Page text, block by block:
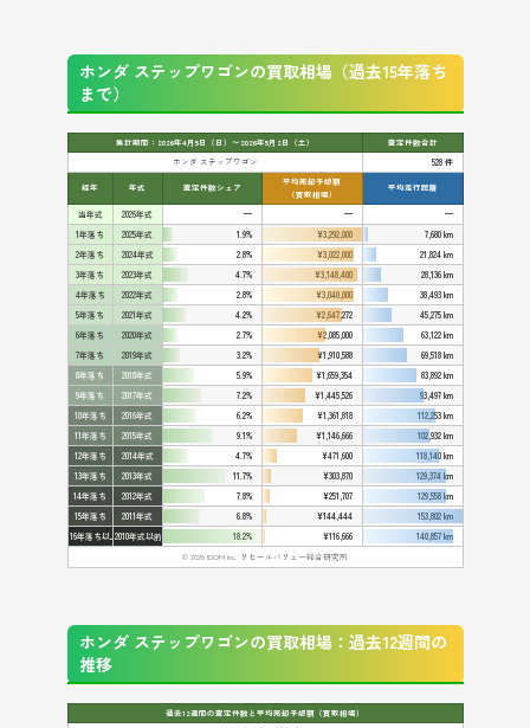
ホンダ ステップワゴンの買取相場（過去15年落ち
まで）
集計期間：2026年4月5日（日）〜2026年5月2日（土）
査定件数合計
ホンダ ステップワゴン
528 件
経年 年式 査定件数シェア
平均売却予想額
（買取相場）
平均走行距離
当年式 2026年式 — —
—
1年落ち
2025年式 1.9% ¥3,292,000
7,680 km
2年落ち
2024年式 2.8% ¥3,022,000
21,824 km
3年落ち
2023年式 4.7% ¥3,148,400
28,136 km
4年落ち
2022年式 2.8% ¥3,040,000
38,493 km
5年落ち
2021年式 4.2% ¥2,647,272
45,275 km
6年落ち
2020年式 2.7% ¥2,085,000
63,122 km
7年落ち
2019年式 3.2% ¥1,910,588
69,518 km
8年落ち
2018年式 5.9% ¥1,659,354
83,892 km
9年落ち
2017年式 7.2% ¥1,445,526
93,497 km
10年落ち
2016年式 6.2% ¥1,361,818
112,253 km
11年落ち
2015年式 9.1% ¥1,146,666
102,932 km
12年落ち
2014年式 4.7% ¥471,600
118,140 km
13年落ち
2013年式 11.7% ¥303,870
129,374 km
14年落ち
2012年式 7.8% ¥251,707
129,558 km
15年落ち
2011年式 6.8% ¥144,444
153,802 km
16年落ち以上2010年式以前 18.2% ¥116,666
140,857 km
© 2026 IDOM Inc. リセールバリュー総合研究所
ホンダ ステップワゴンの買取相場：過去12週間の
推移
過去12週間の査定件数と平均売却予想額（買取相場）